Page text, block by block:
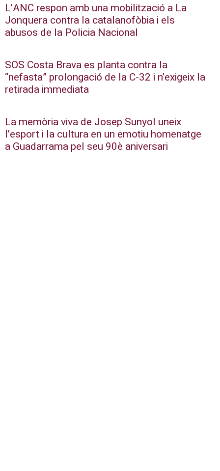
L’ANC respon amb una mobilització a La
Jonquera contra la catalanofòbia i els
abusos de la Policia Nacional
SOS Costa Brava es planta contra la
“nefasta” prolongació de la C-32 i n’exigeix la
retirada immediata
La memòria viva de Josep Sunyol uneix
l’esport i la cultura en un emotiu homenatge
a Guadarrama pel seu 90è aniversari